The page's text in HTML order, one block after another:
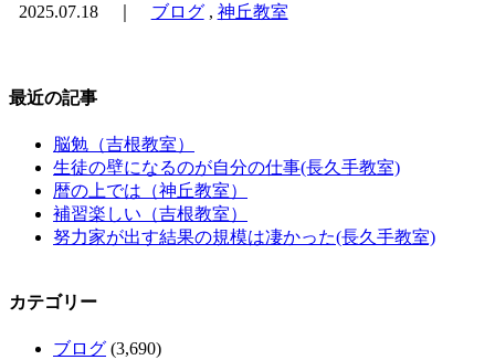
2025.07.18 ｜ ブログ, 神丘教室
最近の記事
脳勉（吉根教室）
生徒の壁になるのが自分の仕事(長久手教室)
暦の上では（神丘教室）
補習楽しい（吉根教室）
努力家が出す結果の規模は凄かった(長久手教室)
カテゴリー
ブログ (3,690)